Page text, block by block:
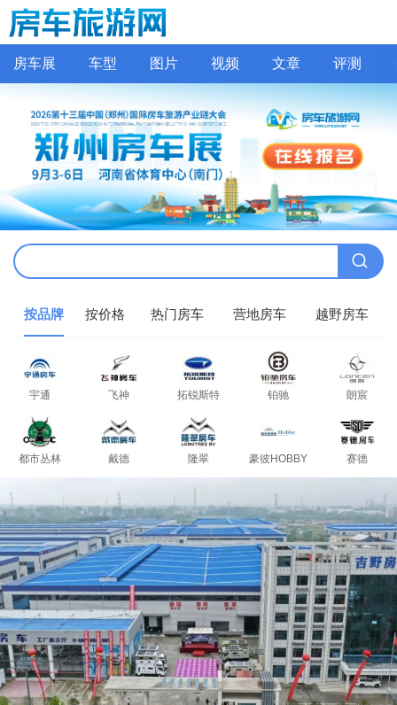
房车展 车型 图片 视频 文章 评测
按品牌 按价格 热门房车 营地房车 越野房车
宇通 飞神 拓锐斯特 铂驰 朗宸
都市丛林 戴德 隆翠 豪彼HOBBY 赛德